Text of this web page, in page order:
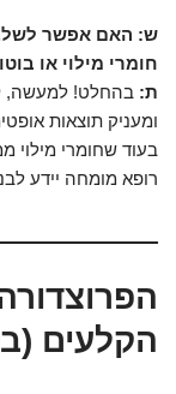
ש: האם אפשר לשלב
חומרי מילוי או
ת: בהחלט! למעשה,
ומעניק תוצאות
בעוד שחומרי מילוי
רופא מומחה יידע
הקלעים